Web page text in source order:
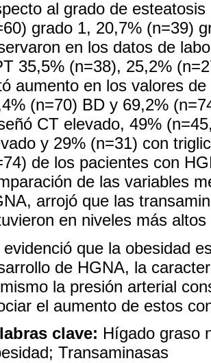
al grado de
grado 1, 20,7% (n=39)
en los datos de
35,5% (n=38), 25,2%
aumento en los valores
(n=70) BD y 69,2%
CT elevado, 49%
y 29% (n=31) con
de los pacientes con
de las variables
arrojó que las
en niveles más
evidenció que la obesidad
de HGNA, la
la presión arterial
el aumento de estos
clave: Hígado graso
Transaminasas